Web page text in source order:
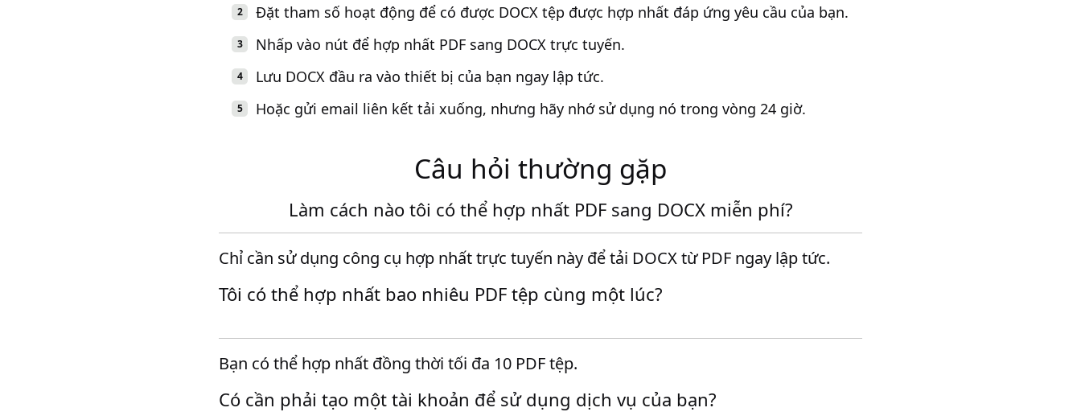
Đặt tham số hoạt động để có được DOCX tệp được hợp nhất đáp ứng yêu cầu của bạn.
Nhấp vào nút để hợp nhất PDF sang DOCX trực tuyến.
Lưu DOCX đầu ra vào thiết bị của bạn ngay lập tức.
Hoặc gửi email liên kết tải xuống, nhưng hãy nhớ sử dụng nó trong vòng 24 giờ.
Câu hỏi thường gặp
Làm cách nào tôi có thể hợp nhất PDF sang DOCX miễn phí?
Chỉ cần sử dụng công cụ hợp nhất trực tuyến này để tải DOCX từ PDF ngay lập tức.
Tôi có thể hợp nhất bao nhiêu PDF tệp cùng một lúc?
Bạn có thể hợp nhất đồng thời tối đa 10 PDF tệp.
Có cần phải tạo một tài khoản để sử dụng dịch vụ của bạn?